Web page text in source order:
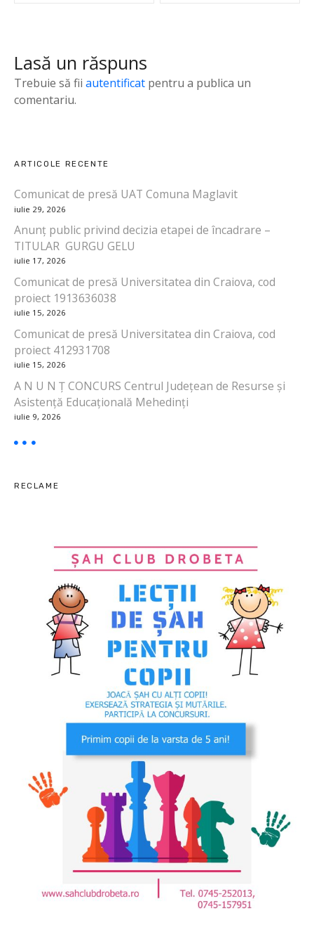
g
a
e
î
n
a
r
t
i
c
o
l
e
Lasă un răspuns
Trebuie să fii autentificat pentru a publica un
comentariu.
ARTICOLE RECENTE
Comunicat de presă UAT Comuna Maglavit
iulie 29, 2026
Anunț public privind decizia etapei de încadrare –
TITULAR GURGU GELU
iulie 17, 2026
Comunicat de presă Universitatea din Craiova, cod
proiect 1913636038
iulie 15, 2026
Comunicat de presă Universitatea din Craiova, cod
proiect 412931708
iulie 15, 2026
A N U N Ț CONCURS Centrul Județean de Resurse și
Asistență Educațională Mehedinți
iulie 9, 2026
RECLAME